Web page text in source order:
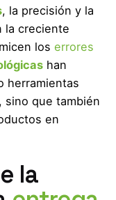
, la precisión y la
la creciente
los errores
han
herramientas
sino que también
en
la